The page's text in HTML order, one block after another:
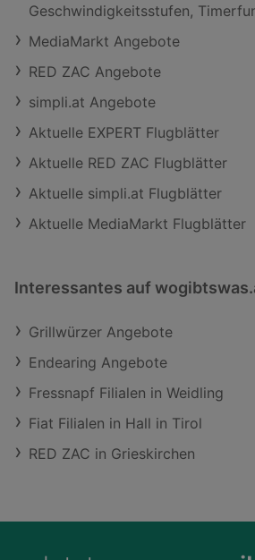
Geschwindigkeitsstufen,
4h, 8h)
MediaMarkt Angebote
RED ZAC Angebote
simpli.at Angebote
Aktuelle EXPERT Flugblätter
Aktuelle RED ZAC Flugblätter
Aktuelle simpli.at Flugblätter
Aktuelle MediaMarkt Flugblätter
Interessantes auf
Grillwürzer Angebote
Endearing Angebote
Fressnapf Filialen in Weidling
Fiat Filialen in Hall in Tirol
RED ZAC in Grieskirchen